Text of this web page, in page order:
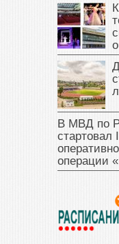
В МВД по
стартовал
операции